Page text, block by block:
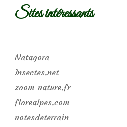
Sites intéressants
Natagora
Insectes.net
zoom-nature.fr
florealpes.com
notesdeterrain